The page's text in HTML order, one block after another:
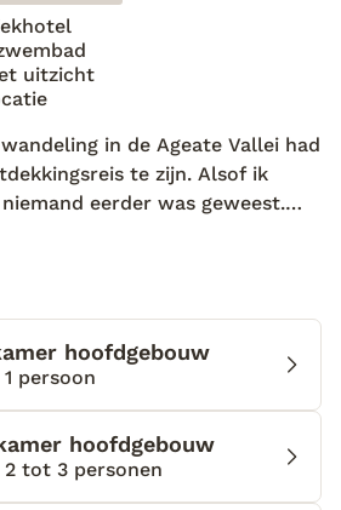
uitzicht
in de Ageate Vallei had
te zijn. Alsof ik
eerder was geweest.
de diversiteit aan natuur die
en met de dennenbossen van
te zien dat de eilandbewoners
Met allerlei fruitbomen,
leuke huisjes en bloeiende
paradijsje op aarde. En in dat
tussen de bananen,
en papaya’s stuitte ik op de
Al meer dan honderd jaar is dit
hoofdgebouw
persoon
hoofdgebouw
tot 3 personen